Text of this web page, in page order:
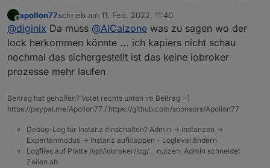
iobroker@iobroker:/opt/iobroker/log$ iob list
Uncaught Rejection: Error: Connection is
at close (/opt/iobroker/node_modules/
at Socket.<anonymous> (/opt/iobroker/
    at Object.onceWrapper (events.js:520:26)
    at Socket.emit (events.js:400:28)
Es sind immer fast alle Instanzen grün, vllt noch 4-5
nicht gestartet und dann werden wieder alle rot.
Danach kann ich direkt iob stop in der CLI machen
Ich mach nochmal ein Update und danach ein reboot.
Offline
apollon77schrieb am 11. Feb. 2022, 11:40
zuletzt editiert von
@diginix Da muss @AlCalzone was zu sagen wo der
lock herkommen könnte ... ich kapiers nicht schau
nochmal das sichergestellt ist das keine iobroker
prozesse mehr laufen
Beitrag hat geholfen? Votet rechts unten im Beitrag :-)
https://paypal.me/Apollon77 / https://github.com/sponsors/Apollon77
Debug-Log für Instanz einschalten? Admin -> Instanzen ->
Expertenmodus -> Instanz aufklappen - Loglevel ändern
Logfiles auf Platte /opt/iobroker/log/… nutzen, Admin schneidet
Zeilen ab